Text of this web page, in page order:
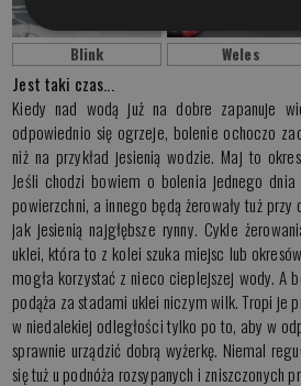
Blink Weles
Jest taki czas...
Kiedy nad wodą już na dobre zapanuje
odpowiednio się ogrzeje, bolenie ochoczo
niż na przykład jesienią wodzie. Maj to
Jeśli chodzi bowiem o bolenia jednego
powierzchni, a innego będą żerowały tuż
jak jesienią najgłębsze rynny. Cykle
uklei, która to z kolei szuka miejsc lub
mogła korzystać z nieco cieplejszej wody. A
podąża za stadami uklei niczym wilk. Tropi je
w niedalekiej odległości tylko po to, aby w
sprawnie urządzić dobrą wyżerkę. Niemal
się tuż u podnóża rozsypanych i zniszczonych